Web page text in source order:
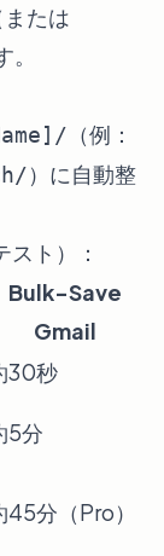
または
（例：
）に自動整
スト）：
Bulk-Save
Gmail
30秒
5分
45分（Pro）